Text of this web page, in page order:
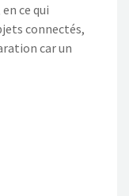
ce qui
connectés,
car un